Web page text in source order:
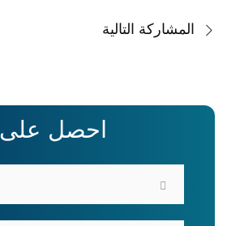
المشاركة التالية
احصل على